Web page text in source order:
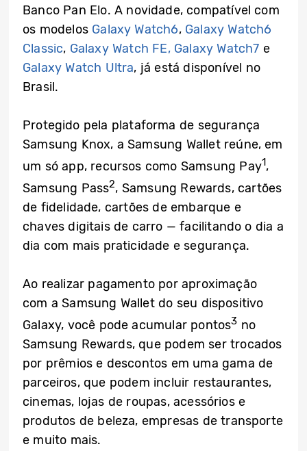
Banco Pan Elo. A novidade, compatível com
os modelos Galaxy Watch6, Galaxy Watch6
Classic, Galaxy Watch FE, Galaxy Watch7 e
Galaxy Watch Ultra, já está disponível no
Brasil.
Protegido pela plataforma de segurança
Samsung Knox, a Samsung Wallet reúne, em
um só app, recursos como Samsung Pay1,
Samsung Pass2, Samsung Rewards, cartões
de fidelidade, cartões de embarque e
chaves digitais de carro — facilitando o dia a
dia com mais praticidade e segurança.
Ao realizar pagamento por aproximação
com a Samsung Wallet do seu dispositivo
Galaxy, você pode acumular pontos3 no
Samsung Rewards, que podem ser trocados
por prêmios e descontos em uma gama de
parceiros, que podem incluir restaurantes,
cinemas, lojas de roupas, acessórios e
produtos de beleza, empresas de transporte
e muito mais.